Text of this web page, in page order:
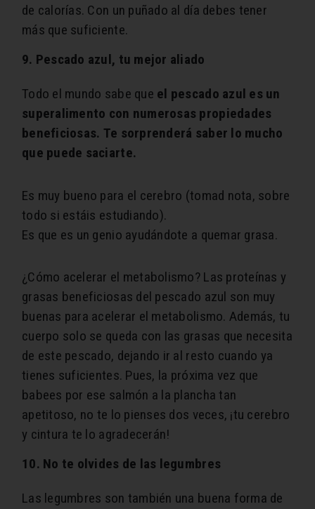
de calorías. Con un puñado al día debes tener
más que suficiente.
9. Pescado azul, tu mejor aliado
Todo el mundo sabe que el pescado azul es un
superalimento con numerosas propiedades
beneficiosas. Te sorprenderá saber lo mucho
que puede saciarte.
Es muy bueno para el cerebro (tomad nota, sobre
todo si estáis estudiando).
Es que es un genio ayudándote a quemar grasa.
¿Cómo acelerar el metabolismo? Las proteínas y
grasas beneficiosas del pescado azul son muy
buenas para acelerar el metabolismo. Además, tu
cuerpo solo se queda con las grasas que necesita
de este pescado, dejando ir al resto cuando ya
tienes suficientes. Pues, la próxima vez que
babees por ese salmón a la plancha tan
apetitoso, no te lo pienses dos veces, ¡tu cerebro
y cintura te lo agradecerán!
10. No te olvides de las legumbres
Las legumbres son también una buena forma de